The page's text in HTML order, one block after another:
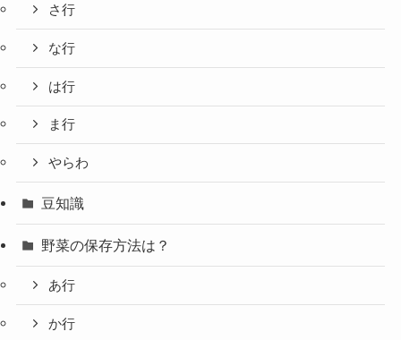
さ行
な行
は行
ま行
やらわ
豆知識
野菜の保存方法は？
あ行
か行